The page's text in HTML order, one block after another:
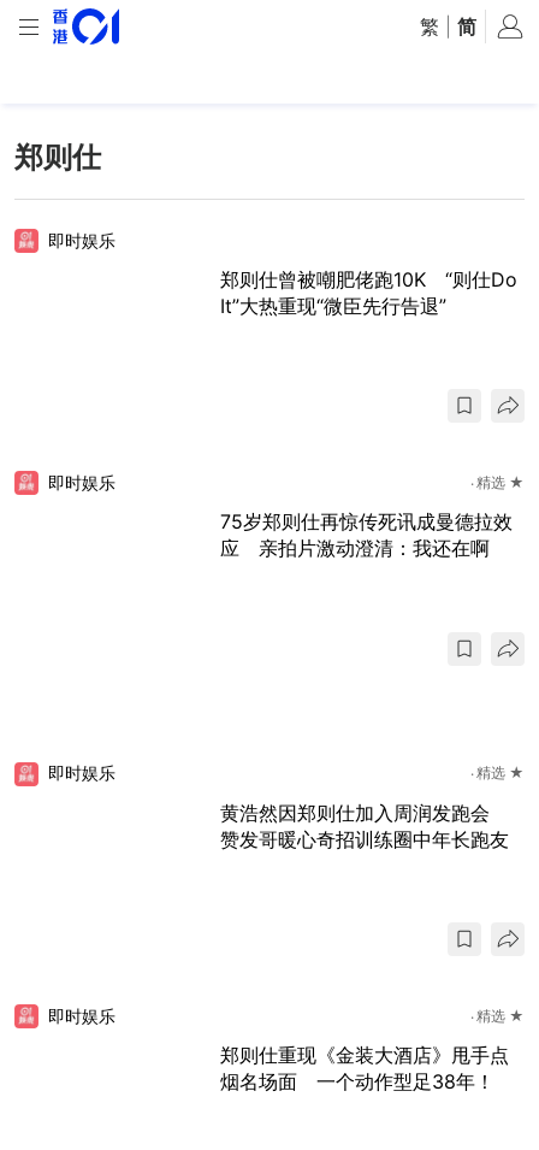
繁 简
郑则仕
即时娱乐
郑则仕曾被嘲肥佬跑10K “则仕Do
It”大热重现“微臣先行告退”
即时娱乐 精选 ★
75岁郑则仕再惊传死讯成曼德拉效
应 亲拍片激动澄清：我还在啊
即时娱乐 精选 ★
黄浩然因郑则仕加入周润发跑会
赞发哥暖心奇招训练圈中年长跑友
即时娱乐 精选 ★
郑则仕重现《金装大酒店》甩手点
烟名场面 一个动作型足38年！